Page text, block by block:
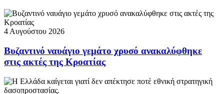
4 Αυγούστου 2026
Βυζαντινό ναυάγιο γεμάτο χρυσό ανακαλύφθηκε
στις ακτές της Κροατίας